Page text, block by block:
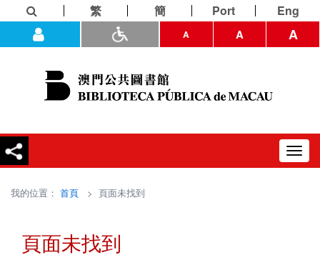
繁 簡 Port Eng
A A A
我的位置： 首頁 > 頁面未找到
頁面未找到